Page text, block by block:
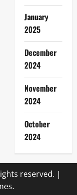
January
2025
December
2024
November
2024
October
2024
reserved. |